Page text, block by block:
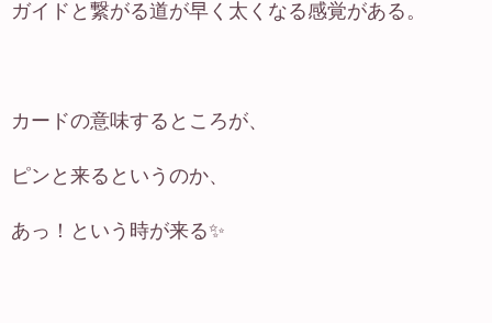
ガイドと繋がる道が早く太くなる感覚がある。
カードの意味するところが、
ピンと来るというのか、
あっ！という時が来る✨